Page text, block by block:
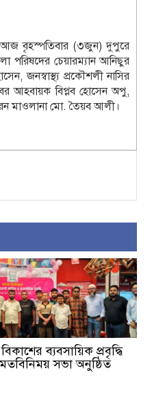
আজ বৃহস্পতিবার (৩জুন) দুপুরে
পরিষদের চেয়ারম্যান আনিছুর
জনস্বাস্থ্য প্রকৌশলী নাসির
আহবায়ক বিপ্লব হোসেন অপু,
মাওলানা মো. তৈয়ব আলী।
ব্যবসায়িক প্রবৃদ্ধি
সভা অনুষ্ঠিত